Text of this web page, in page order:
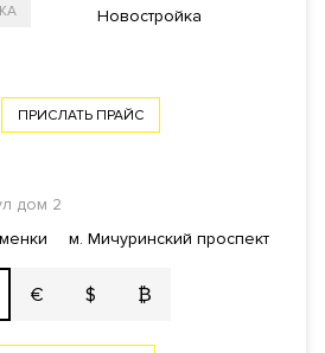
Новостройка
ПРИСЛАТЬ ПРАЙС
дом 2
м. Мичуринский проспект
€ $ ₿